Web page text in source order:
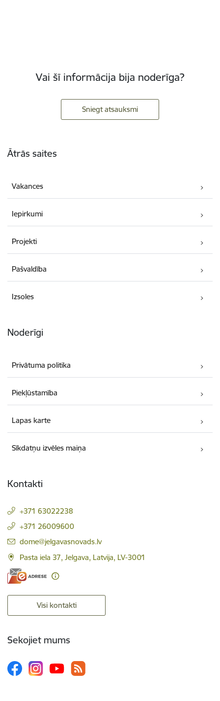
Vai šī informācija bija noderīga?
Sniegt atsauksmi
Ātrās saites
Vakances
Iepirkumi
Projekti
Pašvaldība
Izsoles
Noderīgi
Privātuma politika
Piekļūstamība
Lapas karte
Sīkdatņu izvēles maiņa
Kontakti
+371 63022238
+371 26009600
E-pasts:
dome@jelgavasnovads.lv
Pasta iela 37, Jelgava, Latvija, LV-3001
Visi kontakti
Sekojiet mums